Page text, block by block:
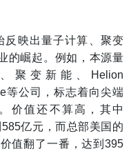
反映出量子计算、聚变
的崛起。例如，本源量
、聚变新能、Helion
等公司，标志着向尖端
价值还不算高，其中
亿元，而总部美国的
值翻了一番，达到395